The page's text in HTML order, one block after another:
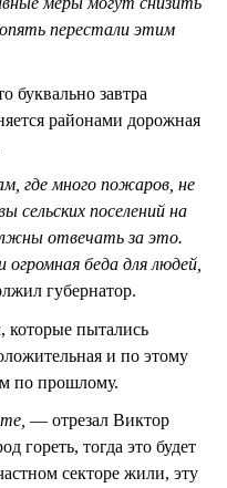
перестали этим
завтра
районами дорожная
где много пожаров, не
сельских поселений на
отвечать за это.
беда для людей,
губернатор.
которые пытались
и по этому
по прошлому.
— отрезал Виктор
гореть, тогда это будет
секторе жили, эту